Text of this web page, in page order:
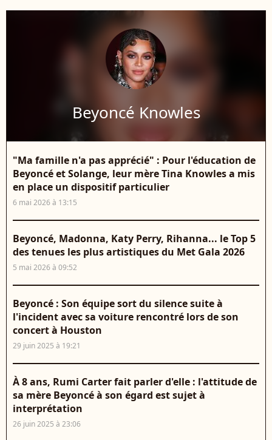
Beyoncé Knowles
"Ma famille n'a pas apprécié" : Pour l'éducation de
Beyoncé et Solange, leur mère Tina Knowles a mis
en place un dispositif particulier
6 mai 2026 à 13:15
Beyoncé, Madonna, Katy Perry, Rihanna... le Top 5
des tenues les plus artistiques du Met Gala 2026
5 mai 2026 à 09:52
Beyoncé : Son équipe sort du silence suite à
l'incident avec sa voiture rencontré lors de son
concert à Houston
29 juin 2025 à 19:21
À 8 ans, Rumi Carter fait parler d'elle : l'attitude de
sa mère Beyoncé à son égard est sujet à
interprétation
26 juin 2025 à 23:06